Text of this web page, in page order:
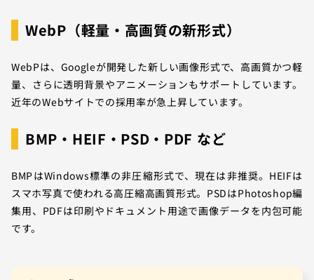
WebP（軽量・高画質の新形式）
WebPは、Googleが開発した新しい画像形式で、高画質かつ軽
量、さらに透明背景やアニメーションもサポートしています。
近年のWebサイトでの採用率が急上昇しています。
BMP・HEIF・PSD・PDF など
BMPはWindows標準の非圧縮形式で、現在は非推奨。HEIFは
スマホ写真で使われる高圧縮高画質形式。PSDはPhotoshop編
集用、PDFは印刷やドキュメント用途で画像データを内包可能
です。